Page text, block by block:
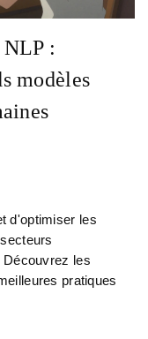
:
modèles
d'optimiser les
les
pratiques